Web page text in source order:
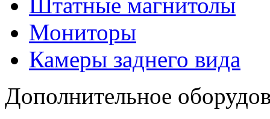
Мониторы
Камеры заднего вида
Дополнительное